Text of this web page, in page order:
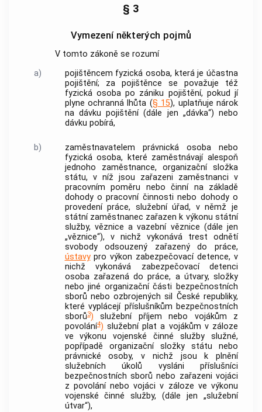
§ 3
Vymezení některých pojmů
V tomto zákoně se rozumí
a)
pojištěncem fyzická osoba, která je účastna
pojištění; za pojištěnce se považuje též
fyzická osoba po zániku pojištění, pokud jí
plyne ochranná lhůta (§ 15), uplatňuje nárok
na dávku pojištění (dále jen „dávka“) nebo
dávku pobírá,
b) zaměstnavatelem právnická osoba nebo
fyzická osoba, které zaměstnávají alespoň
jednoho zaměstnance, organizační složka
státu, v níž jsou zařazeni zaměstnanci v
pracovním poměru nebo činní na základě
dohody o pracovní činnosti nebo dohody o
provedení práce, služební úřad, v němž je
státní zaměstnanec zařazen k výkonu státní
služby, věznice a vazební věznice (dále jen
„věznice“), v nichž vykonává trest odnětí
svobody odsouzený zařazený do práce,
ústavypro výkon zabezpečovací detence, v
nichž vykonává zabezpečovací detenci
osoba zařazená do práce, a útvary, složky
nebo jiné organizační části bezpečnostních
sborů nebo ozbrojených sil České republiky,
které vyplácejí příslušníkům bezpečnostních
sborů3) služební příjem nebo vojákům z
povolání4) služební plat a vojákům v záloze
ve výkonu vojenské činné služby služné,
popřípadě organizační složky státu nebo
právnické osoby, v nichž jsou k plnění
služebních úkolů vysláni příslušníci
bezpečnostních sborů nebo zařazeni vojáci
z povolání nebo vojáci v záloze ve výkonu
vojenské činné služby, (dále jen „služební
útvar“),